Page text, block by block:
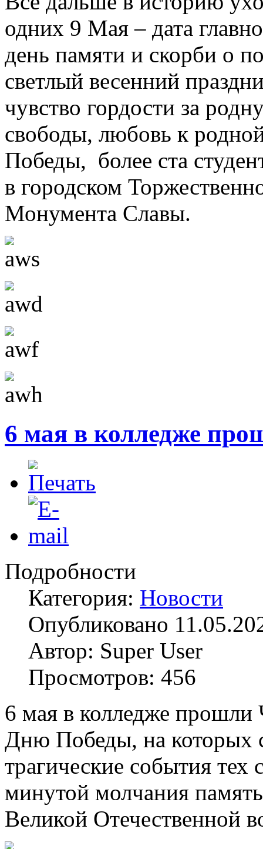
одних 9 Мая – дата
день памяти и скорби о
светлый весенний
чувство гордости за
свободы, любовь к
Победы, более ста
в городском
Монумента Славы.
6 мая в колледже
Подробности
Категория: Новости
Опубликовано
Автор: Super User
Просмотров: 456
6 мая в колледже
Дню Победы, на которых
трагические события
минутой молчания
Великой Отечественной